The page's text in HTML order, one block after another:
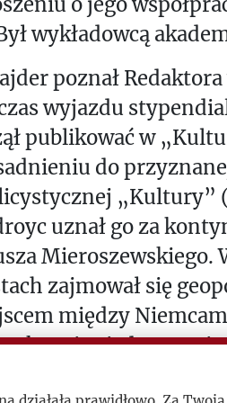
wykładowcą
poznał
wyjazdu
publikować w
do
„Kultury”
uznał go za
Mieroszewskiego.
zajmował się
między
zjednoczenia